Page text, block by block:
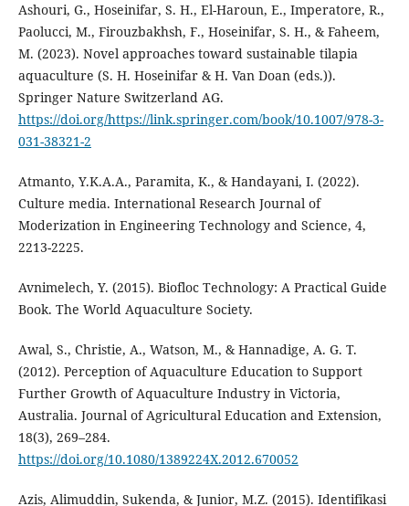
Ashouri, G., Hoseinifar, S. H., El-Haroun, E., Imperatore, R.,
Paolucci, M., Firouzbakhsh, F., Hoseinifar, S. H., & Faheem,
M. (2023). Novel approaches toward sustainable tilapia
aquaculture (S. H. Hoseinifar & H. Van Doan (eds.)).
Springer Nature Switzerland AG.
https://doi.org/https://link.springer.com/book/10.1007/978-3-
031-38321-2
Atmanto, Y.K.A.A., Paramita, K., & Handayani, I. (2022).
Culture media. International Research Journal of
Moderization in Engineering Technology and Science, 4,
2213-2225.
Avnimelech, Y. (2015). Biofloc Technology: A Practical Guide
Book. The World Aquaculture Society.
Awal, S., Christie, A., Watson, M., & Hannadige, A. G. T.
(2012). Perception of Aquaculture Education to Support
Further Growth of Aquaculture Industry in Victoria,
Australia. Journal of Agricultural Education and Extension,
18(3), 269–284.
https://doi.org/10.1080/1389224X.2012.670052
Azis, Alimuddin, Sukenda, & Junior, M.Z. (2015). Identifikasi